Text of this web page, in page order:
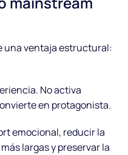
una ventaja estructural:
No activa
en protagonista.
emocional, reducir la
largas y preservar la